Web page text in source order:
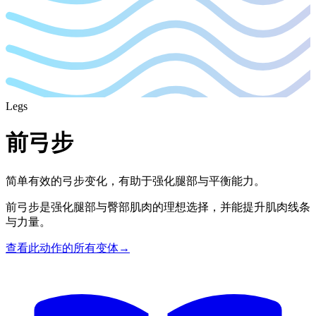
Legs
前弓步
简单有效的弓步变化，有助于强化腿部与平衡能力。
前弓步是强化腿部与臀部肌肉的理想选择，并能提升肌肉线条
与力量。
查看此动作的所有变体→